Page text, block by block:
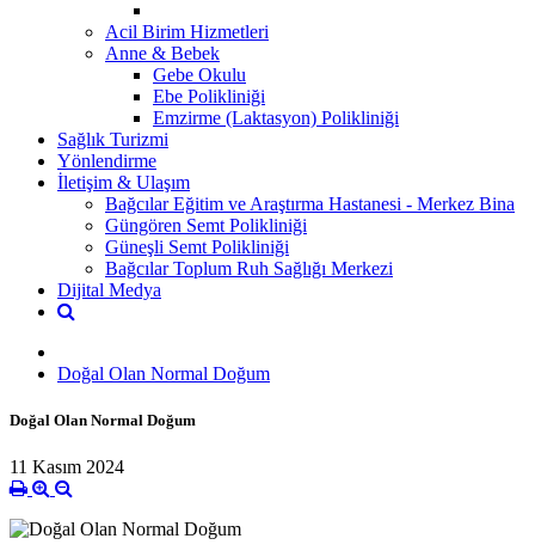
Acil Birim Hizmetleri
Anne & Bebek
Gebe Okulu
Ebe Polikliniği
Emzirme (Laktasyon) Polikliniği
Sağlık Turizmi
Yönlendirme
İletişim & Ulaşım
Bağcılar Eğitim ve Araştırma Hastanesi - Merkez Bina
Güngören Semt Polikliniği
Güneşli Semt Polikliniği
Bağcılar Toplum Ruh Sağlığı Merkezi
Dijital Medya
Doğal Olan Normal Doğum
Doğal Olan Normal Doğum
11 Kasım 2024